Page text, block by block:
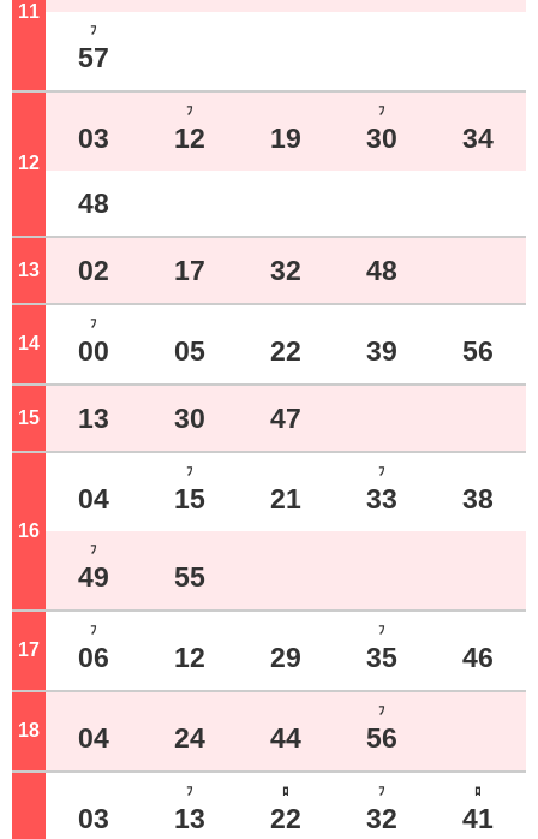
11
ﾌ
57
12
03
ﾌ
12 19
ﾌ
30 34
48
13 02 17 32 48
14
ﾌ
00 05 22 39 56
15 13 30 47
16
04
ﾌ
15 21
ﾌ
33 38
ﾌ
49 55
17
ﾌ
06 12 29
ﾌ
35 46
18 04 24 44
ﾌ
56
03
ﾌ
13
ﾛ
22
ﾌ
32
ﾛ
41